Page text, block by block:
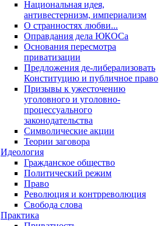
Национальная идея,
антивестернизм, империализм
О странностях любви...
Оправдания дела ЮКОСа
Основания пересмотра
приватизации
Предложения де-либерализовать
Конституцию и публичное право
Призывы к ужесточению
уголовного и уголовно-
процессуального
законодательства
Символические акции
Теории заговора
Идеология
Гражданское общество
Политический режим
Право
Революция и контрреволюция
Свобода слова
Практика